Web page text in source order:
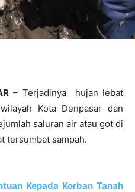
– Terjadinya hujan lebat
Kota Denpasar dan
saluran air atau got di
tersumbat sampah.
Kepada Korban Tanah